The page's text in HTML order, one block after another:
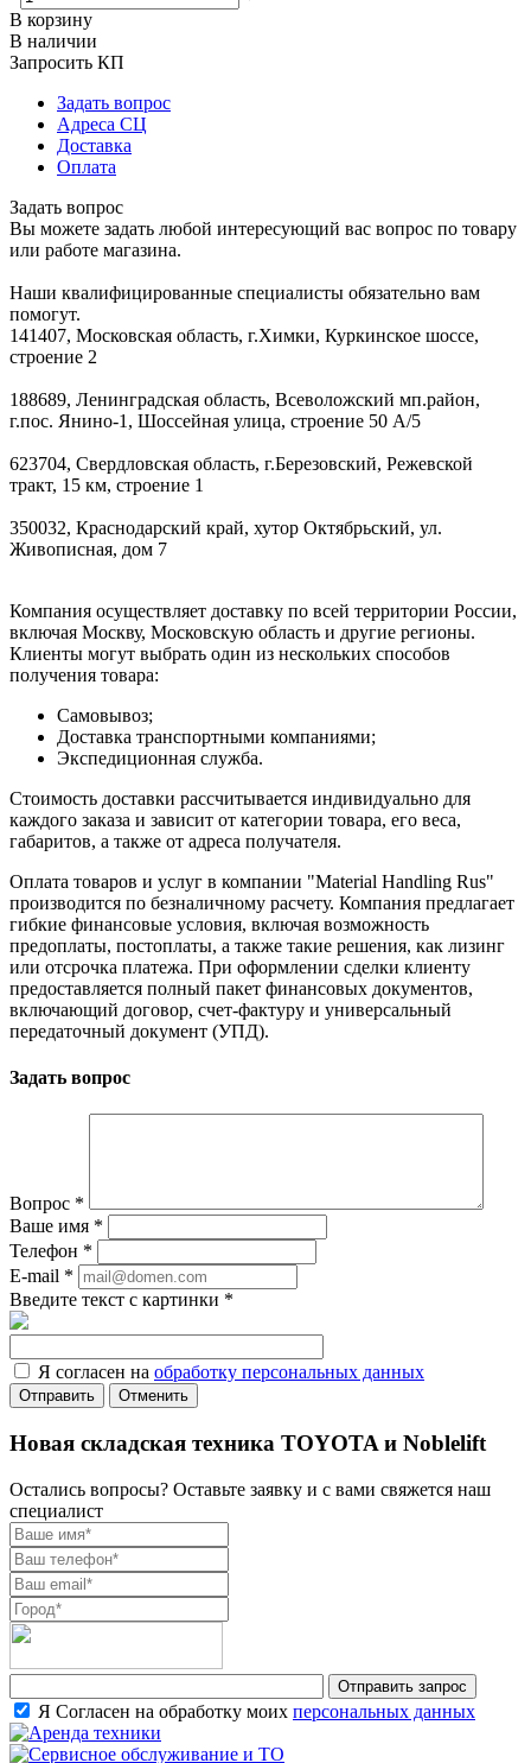
В корзину
В наличии
Запросить КП
Задать вопрос
Адреса СЦ
Доставка
Оплата
Задать вопрос
Вы можете задать любой интересующий вас вопрос по товару
или работе магазина.
Наши квалифицированные специалисты обязательно вам
помогут.
141407, Московская область, г.Химки, Куркинское шоссе,
строение 2
188689, Ленинградская область, Всеволожский мп.район,
г.пос. Янино-1, Шоссейная улица, строение 50 А/5
623704, Свердловская область, г.Березовский, Режевской
тракт, 15 км, строение 1
350032, Краснодарский край, хутор Октябрьский, ул.
Живописная, дом 7
Компания осуществляет доставку по всей территории России,
включая Москву, Московскую область и другие регионы.
Клиенты могут выбрать один из нескольких способов
получения товара:
Самовывоз;
Доставка транспортными компаниями;
Экспедиционная служба.
Стоимость доставки рассчитывается индивидуально для
каждого заказа и зависит от категории товара, его веса,
габаритов, а также от адреса получателя.
Оплата товаров и услуг в компании "Material Handling Rus"
производится по безналичному расчету. Компания предлагает
гибкие финансовые условия, включая возможность
предоплаты, постоплаты, а также такие решения, как лизинг
или отсрочка платежа. При оформлении сделки клиенту
предоставляется полный пакет финансовых документов,
включающий договор, счет-фактуру и универсальный
передаточный документ (УПД).
Задать вопрос
Вопрос *
Ваше имя *
Телефон *
E-mail *
Введите текст с картинки *
Я согласен на обработку персональных данных
Отменить
Новая складская техника TOYOTA и Noblelift
Остались вопросы? Оставьте заявку и с вами свяжется наш
специалист
Я Согласен на обработку моих персональных данных